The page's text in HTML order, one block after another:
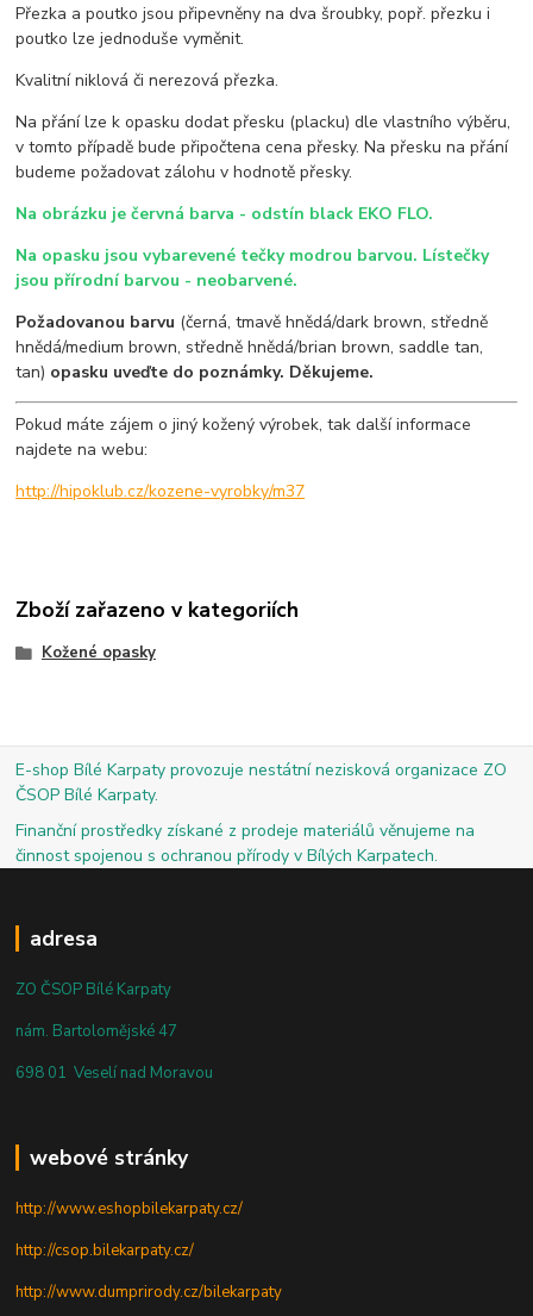
Přezka a poutko jsou připevněny na dva šroubky, popř. přezku i
poutko lze jednoduše vyměnit.
Kvalitní niklová či nerezová přezka.
Na přání lze k opasku dodat přesku (placku) dle vlastního výběru,
v tomto případě bude připočtena cena přesky. Na přesku na přání
budeme požadovat zálohu v hodnotě přesky.
Na obrázku je červná barva - odstín black EKO FLO.
Na opasku jsou vybarevené tečky modrou barvou. Lístečky
jsou přírodní barvou - neobarvené.
Požadovanou barvu (černá, tmavě hnědá/dark brown, středně
hnědá/medium brown, středně hnědá/brian brown, saddle tan,
tan) opasku uveďte do poznámky. Děkujeme.
Pokud máte zájem o jiný kožený výrobek, tak další informace
najdete na webu:
http://hipoklub.cz/kozene-vyrobky/m37
Zboží zařazeno v kategoriích
Kožené opasky
E-shop Bílé Karpaty provozuje nestátní nezisková organizace ZO
ČSOP Bílé Karpaty.
Finanční prostředky získané z prodeje materiálů věnujeme na
činnost spojenou s ochranou přírody v Bílých Karpatech.
adresa
ZO ČSOP Bílé Karpaty
nám. Bartolomějské 47
698 01 Veselí nad Moravou
webové stránky
http://www.eshopbilekarpaty.cz/
http://csop.bilekarpaty.cz/
http://www.dumprirody.cz/bilekarpaty